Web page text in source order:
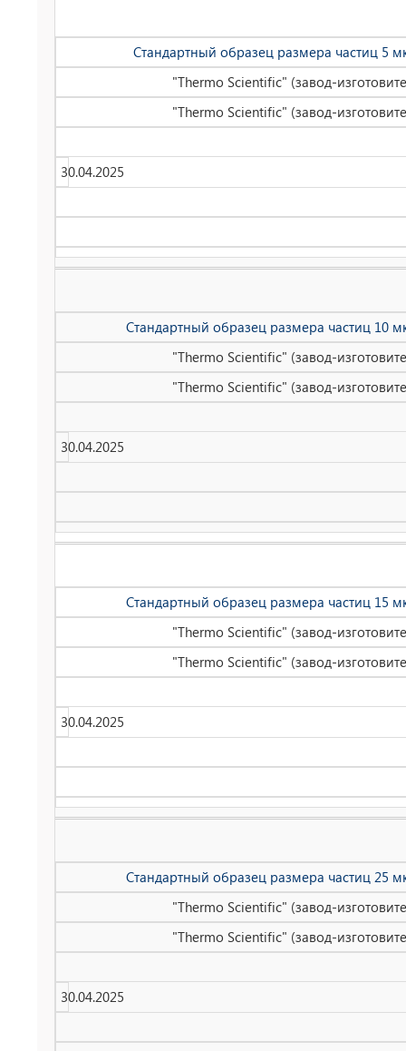
Стандартный образец размера частиц 5
"Thermo Scientific" (завод-
"Thermo Scientific" (завод-
30.04.2025
Стандартный образец размера частиц 10
"Thermo Scientific" (завод-
"Thermo Scientific" (завод-
30.04.2025
Стандартный образец размера частиц 15
"Thermo Scientific" (завод-
"Thermo Scientific" (завод-
30.04.2025
Стандартный образец размера частиц 25
"Thermo Scientific" (завод-
"Thermo Scientific" (завод-
30.04.2025